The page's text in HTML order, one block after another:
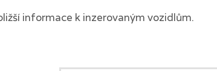
informace k inzerovaným vozidlům.